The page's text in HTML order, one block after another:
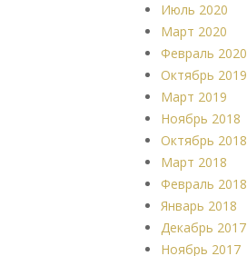
Июль 2020
Март 2020
Февраль 2020
Октябрь 2019
Март 2019
Ноябрь 2018
Октябрь 2018
Март 2018
Февраль 2018
Январь 2018
Декабрь 2017
Ноябрь 2017